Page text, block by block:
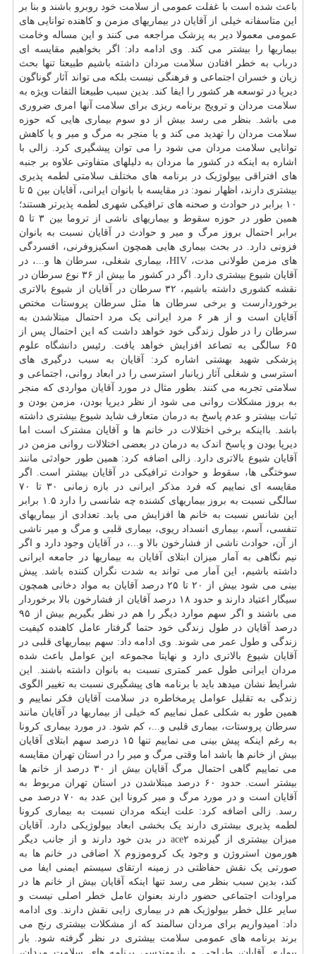
باعث شده است با غفلت عمومی از سلامت خود روبرو باشند و بنا بر
این متاسفانه خیلی از آقایان در بیماریهای مزمن و کاهنده توانایی های
عمومی معمولا دیر به پزشک مراجعه می کنند و این مساله وخامت
بیماریها را بیشتر می کند. وی ادامه داد: اگر بخواهیم مقایسه ای
درباب به خطر افتادن سلامت مردان داشته باشیم طبیعتا تنها بحث
زیان و خسران اجتماعی و فرهنگی نیست بلکه می تواند آثار گوناگون
دیرپا در توسعه هر کشور را ایفا کند. بدین سبب طبیعتا التفات ویژه به
سلامت مردان و ترویج برنامه ریزی برای سلامت آنها امری ضروری
می باشد. بنظر می رسد بیش از دو سوم بیماری هایی که حوزه
سلامت مردان را تهدید می کند و یا منجر به مرگ و میر و یا کاهش
توانایی سلامت مردان می شود را می توان پیشگیری کرد. زالی با
اشاره به اینکه در کشور ما مردان به دلیلهای متفاوتی علاوه بر جنبه
های افتراقی بیولوژیک در برنامه های مختلف سلامتی لطمه پذیری
بیشتری دارند، اظهار نمود: در مقایسه با بانوان ایرانی، آقایان بین ۵ تا
۱۰ برابر در حوادث و صحنه های ترافیکی شهری لطمه پذیرتر هستند؛
همین طور در حوزه سقوط و بیماریهای ناشی از تروما بین ۳ تا ۵
برابر احتمال بروز مرگ و میر و حوادث در آقایان نسبت به بانوان
فزونی دارد. در بحث بیماری هایی همچون اسکیزوفرنی، افسردگی
های مزمن طولانی مدت، HIV، بیماری شغلی،
سرطان ها و...، در
آقایان شیوع بیشتری دارد. اگر در کشور ما بیش از ۳۶ نوع سرطان در
نقشه کشوری داشته باشیم، ۳۲ سرطان در آقایان از شیوع بالاتری
برخوردارست و برخی سرطان ها مثل سرطان پروستات مختص
آقایان است و از هر ۶ مرد ایرانی یک مرد احتمال مبتلاشدن به
سرطان را در طول زندگی خود خواهد داشت که این احتمال پس از
۶۵ سالگی به تصاعد افزایش خواهد یافت. رئیس
دانشگاه علوم
پزشکی شهید بهشتی اشاره کرد: آقایان به سبب درگیری های
استرسی و شغلی آثار زیانبار استرسی را در ابعاد روانی، اجتماعی و
سلامتی تجربه می کنند. بطور مثال در مورد آقایان مواردی که منجر
به بروز مشکلات روانی می شود از نظر دیرپا بودن، مزمن بودن و
ثبات بیشتر و عدم پاسخ بهدرمان متعارف شاید شیوع بیشتری داشته
باشد. بااینکه برخی اختلالات در خانم ها و آقایان مشترک است اما
دیرپا بودن و پاسخ اندک به درمان در بعضی اختلالات روانی مزمن در
آقایان شیوع بالاتری دارد. زالی اضافه کرد: همین طور حوادثی مانند
سوختگی ها، سقوط و حوادث ترافیکی در آقایان بیشتر است. اگر
مقایسه ای نماییم که فرد مذکر ایرانی در بازه زمانی ۳۰ تا ۷۰
سالگی نسبت به بروز بیماریهای کشنده چه شانسی را دارد ۱.۵ برابر
این شانس نسبت به خانم ها افزایش می یابد. تعدادی از بیماریهای
تنفسی، آسم، بیماری انسداد ریوی، بیماری قلبی و مرگ و میر ناشی
از آن، حوادث ناشی از فشارخون بالا و...، در آقایان وجود دارد و اگر
نیم نگاهی به آمار میزان ابتلای آقایان به بیماریها در جامعه ایرانی
داشته باشیم، این آمار می تواند به شدت نگران کننده باشد. پیش
بینی می شود بیش از ۲۰ تا ۲۵ درصد آقایان به مواد دخانی همچون
سیگار اعتیاد دارند و حدود ۱۸ درصد آقایان از فشارخون بالا برخوردار
می باشند و اگر سهم موارد دیگر را هم در نظر بگیریم بیش از ۹۵
درصد آقایان در طول زندگی خود حتما گرفتار عامل کاهنده کیفیت
زندگی وطول عمر
می شوند. وی ادامه داد: سهم بیماریهای قلبی در
آقایان شیوع بالاتری دارد و نهایتا مجموعه این عوامل باعث شده
مردان ایرانی طول عمر کمتری نسبت به بانوان داشته باشند. این
شرایط نشان میدهد باید با برنامه های پیشگیری نسبت به تغییر الگوی
زندگی به تقلیل عوامل پرمخاطره در سلامت آقایان فکر نماییم و
همین طور به شکلی عمل نماییم که خیلی از بیماریها در آقایان مانند
سرطان پروستات، بیماری قلبی و...، کم شود. در مورد بیماری کرونا
به رغم اینکه پیش بینی می نماییم تنها ۱۵ درصد سهم ابتلای آقایان
بیش از خانم ها باشد اما وقتی مرگ و میر را در استان تهران مقایسه
می نماییم گاهی احتمال مرگ آقایان بیش از ۳۰ درصد از خانم ها
بیشتر است. حدود ۶۰ درصد مبتلاشدن در استان تهران مربوط به
آقایان است و در مورد مرگ و میر کرونا این عدد به ۷۰ درصد می
رسد. زالی اضافه کرد: علت اینکه مردان نسبت به بیماری کرونا
لطمه پذیری بیشتری دارند یک بخشی ابعاد بیولوژیکی دارد. آقایان
میزان بیشتری از گیرنده ace۲ در بدن خود دارند و از جانب دیگر
هورمون استروژن و وجود یک کروموزوم X اضافی در خانم ها به
صورتی یک نقش حفاظتی در زمینه ارتقای سیستم ایمنی ایفا می
کند، بدین سبب بنظر می رسد تنها اینکه آقایان بیش از خانم ها در
مراودات اجتماعی حضور دارند بعنوان عامل خطر اصلی نیست و
سایر علل خطر بیولوژیک هم در بیماری زایی نقش دارند. وی ادامه
داد: امیدواریم برای مردان سالمند که از مشکلات بیشتری رنج می
برند برنامه های عمومی سلامت بیشتری در نظر گرفته شود. بار